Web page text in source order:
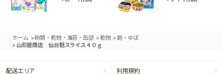
ホーム >粉類・乾物・海苔・缶詰 >乾物 >麩・ゆば
> 山形屋商店 仙台麩スライス４０ｇ
配送エリア 利用規約